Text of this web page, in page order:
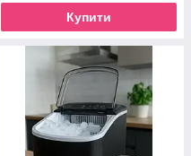
Купити